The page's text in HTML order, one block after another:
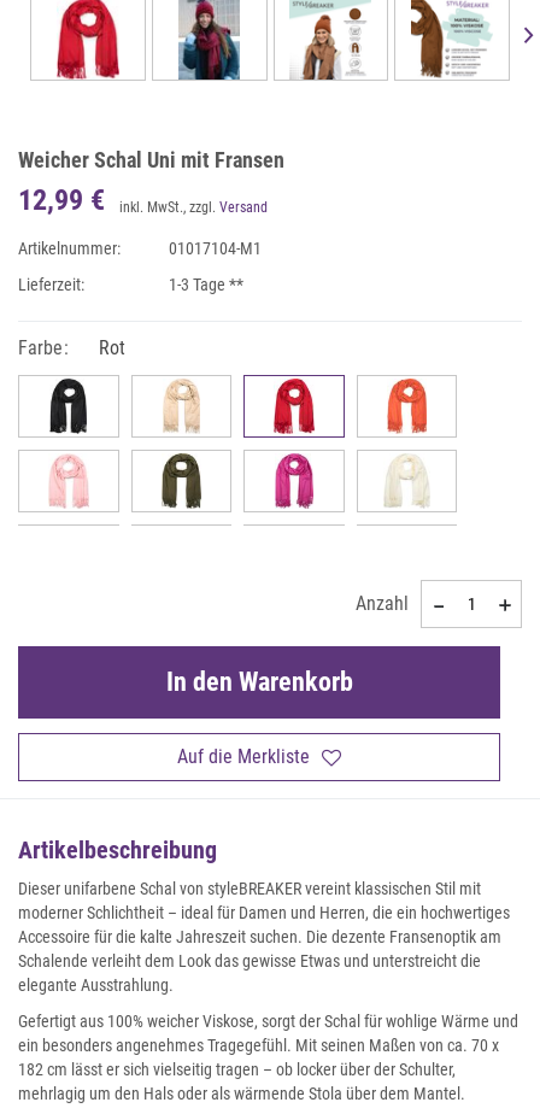
Weicher Schal Uni mit Fransen
12,99 € inkl. MwSt., zzgl. Versand
Artikelnummer:
01017104-M1
Lieferzeit:
1-3 Tage **
Farbe: Rot
Anzahl
Auf die Merkliste
In den Warenkorb
Artikelbeschreibung
Dieser unifarbene Schal von styleBREAKER vereint klassischen Stil mit
moderner Schlichtheit – ideal für Damen und Herren, die ein hochwertiges
Accessoire für die kalte Jahreszeit suchen. Die dezente Fransenoptik am
Schalende verleiht dem Look das gewisse Etwas und unterstreicht die
elegante Ausstrahlung.
Gefertigt aus 100% weicher Viskose, sorgt der Schal für wohlige Wärme und
ein besonders angenehmes Tragegefühl. Mit seinen Maßen von ca. 70 x
182 cm lässt er sich vielseitig tragen – ob locker über der Schulter,
mehrlagig um den Hals oder als wärmende Stola über dem Mantel.